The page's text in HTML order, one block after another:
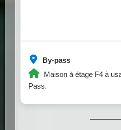
By-pass
Maison à étage F4 à
Pass.